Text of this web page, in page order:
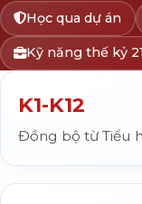
Học qua dự án
Kỹ năng thế kỷ
K1-K12
Đồng bộ từ Tiểu